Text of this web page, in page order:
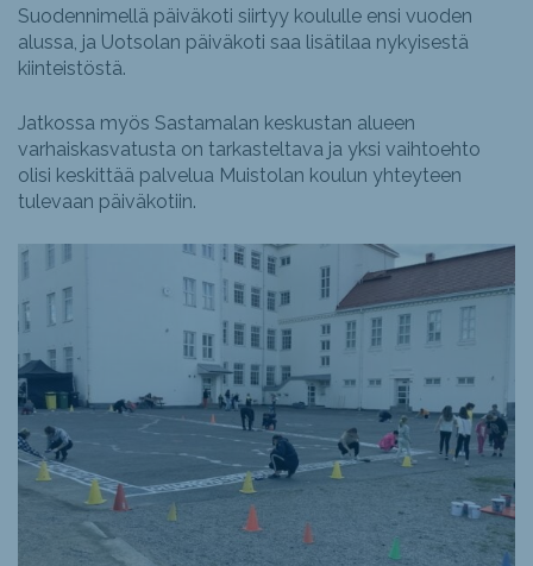
Suodennimellä päiväkoti siirtyy koululle ensi vuoden
alussa, ja Uotsolan päiväkoti saa lisätilaa nykyisestä
kiinteistöstä.
Jatkossa myös Sastamalan keskustan alueen
varhaiskasvatusta on tarkasteltava ja yksi vaihtoehto
olisi keskittää palvelua Muistolan koulun yhteyteen
tulevaan päiväkotiin.